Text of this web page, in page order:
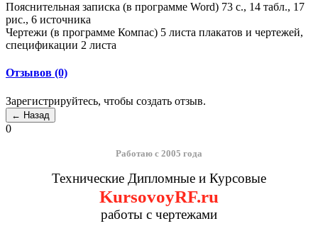
Пояснительная записка (в программе Word) 73 с., 14 табл., 17
рис., 6 источника
Чертежи (в программе Компас) 5 листа плакатов и чертежей,
спецификации 2 листа
Отзывов (0)
Зарегистрируйтесь, чтобы создать отзыв.
0
Работаю с 2005 года
Технические Дипломные и Курсовые
KursovoyRF.ru
работы с чертежами